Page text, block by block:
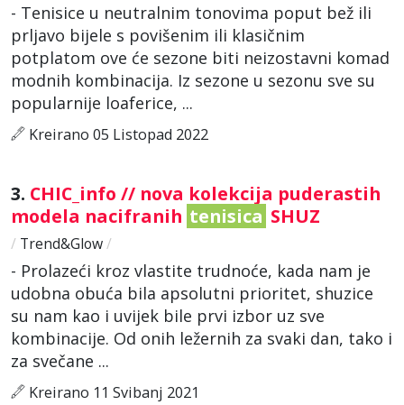
- Tenisice u neutralnim tonovima poput bež ili
prljavo bijele s povišenim ili klasičnim
potplatom ove će sezone biti neizostavni komad
modnih kombinacija. Iz sezone u sezonu sve su
popularnije loaferice, ...
Kreirano 05 Listopad 2022
3. CHIC_info // nova kolekcija puderastih
modela nacifranih tenisica SHUZ
/ Trend&Glow/
- Prolazeći kroz vlastite trudnoće, kada nam je
udobna obuća bila apsolutni prioritet, shuzice
su nam kao i uvijek bile prvi izbor uz sve
kombinacije. Od onih ležernih za svaki dan, tako i
za svečane ...
Kreirano 11 Svibanj 2021